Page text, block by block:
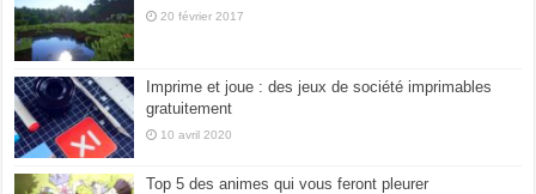
20 février 2017
Imprime et joue : des jeux de société imprimables
gratuitement
10 avril 2020
Top 5 des animes qui vous feront pleurer